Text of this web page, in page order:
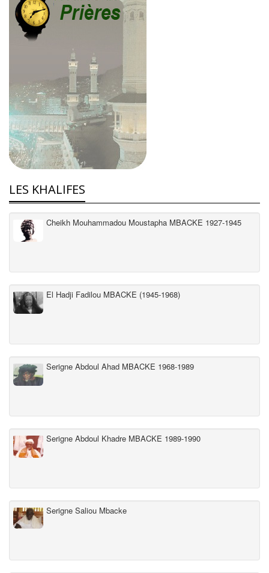
LES KHALIFES
Cheikh Mouhammadou Moustapha MBACKE 1927-1945
El Hadji Fadilou MBACKE (1945-1968)
Serigne Abdoul Ahad MBACKE 1968-1989
Serigne Abdoul Khadre MBACKE 1989-1990
Serigne Saliou Mbacke